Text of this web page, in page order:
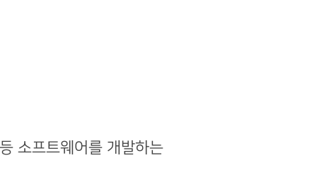
소프트웨어를 개발하는